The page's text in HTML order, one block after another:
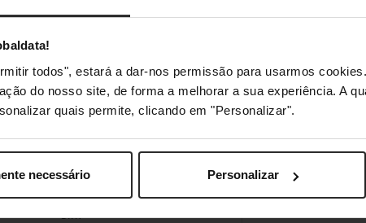
todos", estará a dar-nos permissão para usarmos
do nosso site, de forma a melhorar a sua experiência. A
quais permite, clicando em "Personalizar".
necessário Personalizar
35 cm
3,8 kg
Sim